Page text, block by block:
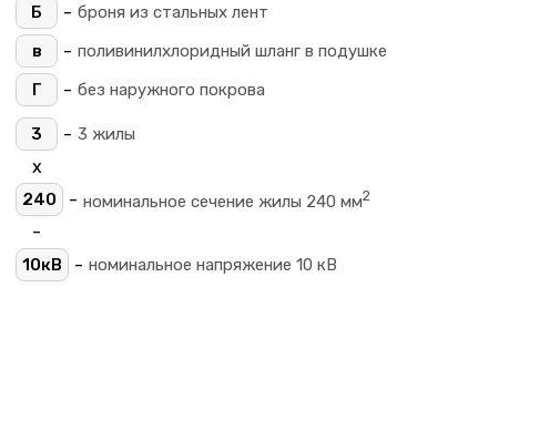
Б
- броня из стальных лент
в
- поливинилхлоридный шланг в подушке
Г
- без наружного покрова
3 - 3 жилы
х
240 - номинальное сечение жилы 240 мм2
-
10кВ - номинальное напряжение 10 кВ